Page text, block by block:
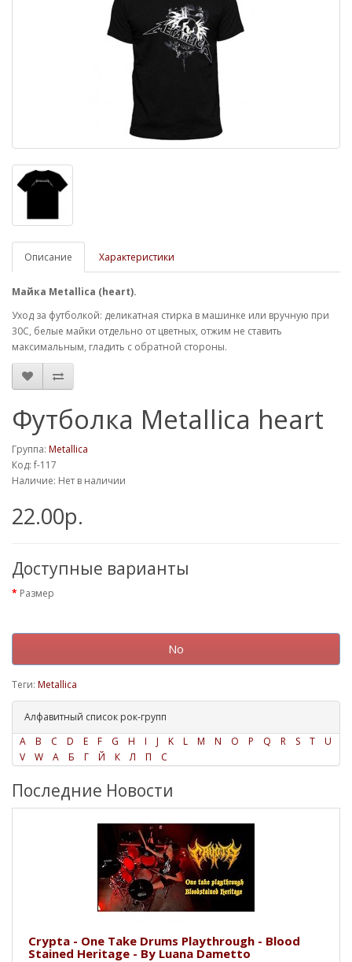
Описание Характеристики
Майка Metallica (heart).
Уход за футболкой: деликатная стирка в машинке или вручную при
30С, белые майки отдельно от цветных, отжим не ставить
максимальным, гладить с обратной стороны.
Футболка Metallica heart
Группа: Metallica
Код: f-117
Наличие: Нет в наличии
22.00р.
Доступные варианты
Размер
No
Теги: Metallica
Алфавитный список рок-групп
A
B C D E F G H I J K L M N O P Q R S T
U
V
W А Б Г Й К Л П С
Последние Новости
Crypta - One Take Drums Playthrough - Blood
Stained Heritage - By Luana Dametto